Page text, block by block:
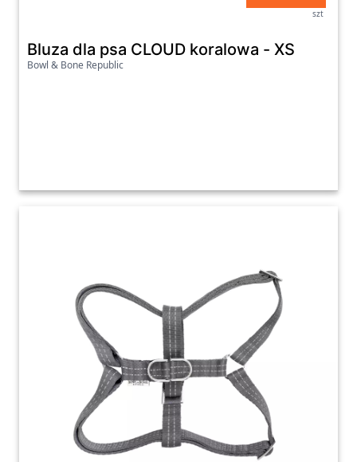
szt
Bluza dla psa CLOUD koralowa - XS
Bowl & Bone Republic